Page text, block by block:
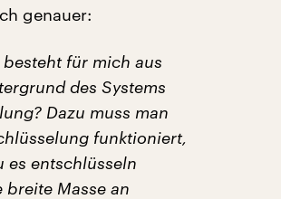
genauer:
für mich aus
des Systems
Dazu muss man
funktioniert,
es entschlüsseln
breite Masse an